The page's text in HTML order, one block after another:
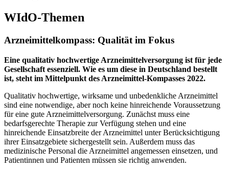
WIdO-Themen
Arzneimittelkompass: Qualität im Fokus
Eine qualitativ hochwertige Arzneimittelversorgung ist für jede
Gesellschaft essenziell. Wie es um diese in Deutschland bestellt
ist, steht im Mittelpunkt des Arzneimittel-Kompasses 2022.
Qualitativ hochwertige, wirksame und unbedenkliche Arzneimittel
sind eine notwendige, aber noch keine hinreichende Voraussetzung
für eine gute Arzneimittelversorgung. Zunächst muss eine
bedarfsgerechte Therapie zur Verfügung stehen und eine
hinreichende Einsatzbreite der Arzneimittel unter Berücksichtigung
ihrer Einsatzgebiete sichergestellt sein. Außerdem muss das
medizinische Personal die Arzneimittel angemessen einsetzen, und
Patientinnen und Patienten müssen sie richtig anwenden.